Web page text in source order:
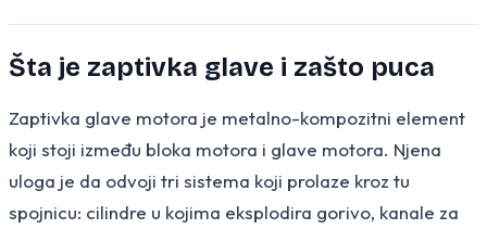
Šta je zaptivka glave i zašto puca
Zaptivka glave motora je metalno-kompozitni element
koji stoji između bloka motora i glave motora. Njena
uloga je da odvoji tri sistema koji prolaze kroz tu
spojnicu: cilindre u kojima eksplodira gorivo, kanale za